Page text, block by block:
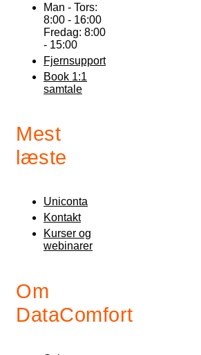
Man - Tors:
8:00 - 16:00
Fredag: 8:00
- 15:00
Fjernsupport
Book 1:1
samtale
Mest
læste
Uniconta
Kontakt
Kurser og
webinarer
Om
DataComfort